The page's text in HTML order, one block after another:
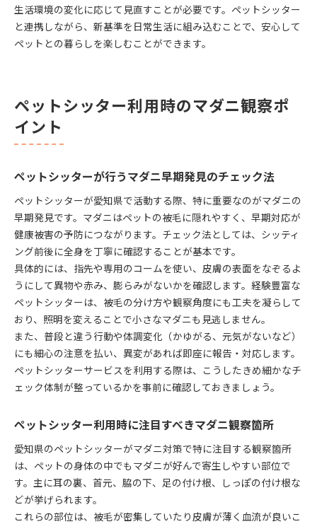
生活環境の変化に応じて見直すことが必要です。ペットシッター
と連携しながら、新基準を日常生活に組み込むことで、安心して
ペットとの暮らしを楽しむことができます。
ペットシッター利用時のマダニ観察ポ
イント
ペットシッターが行うマダニ早期発見のチェック法
ペットシッターが愛知県で活動する際、特に重要なのがマダニの
早期発見です。マダニはペットの被毛に隠れやすく、早期対応が
健康被害の予防につながります。チェック法としては、シッティ
ング前後に全身を丁寧に確認することが基本です。
具体的には、指先や専用のコームを使い、皮膚の表面をなぞるよ
うにして異物や赤み、膨らみがないかを確認します。経験豊富な
ペットシッターは、被毛の分け方や観察角度にも工夫を凝らして
おり、照明を変えることで小さなマダニも見逃しません。
また、普段と違う行動や体調変化（かゆがる、元気がないなど）
にも細心の注意を払い、異変があれば即座に報告・対応します。
ペットシッターサービスを利用する際は、こうしたきめ細かなチ
ェック体制が整っているかを事前に確認しておきましょう。
ペットシッター利用時に注目すべきマダニ観察箇所
愛知県のペットシッターがマダニ対策で特に注目する観察箇所
は、ペットの身体の中でもマダニが好んで寄生しやすい部位で
す。主に耳の裏、首元、脇の下、足の付け根、しっぽの付け根な
どが挙げられます。
これらの部位は、被毛が密集していたり皮膚が薄く血流が良いこ